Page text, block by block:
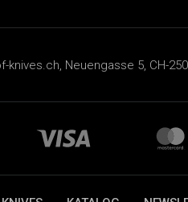
knives.ch, Neuengasse 5, CH-